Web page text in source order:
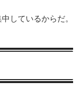
しているからだ。